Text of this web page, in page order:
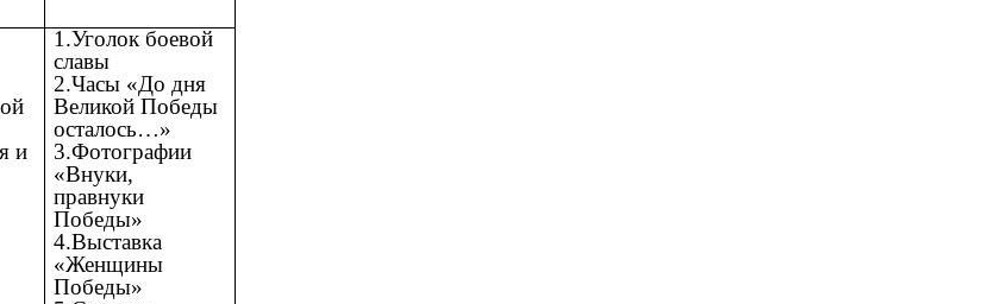
и
1.Уголок боевой
славы
2.Часы «До дня
Великой Победы
осталось…»
3.Фотографии
«Внуки,
правнуки
Победы»
4.Выставка
«Женщины
Победы»